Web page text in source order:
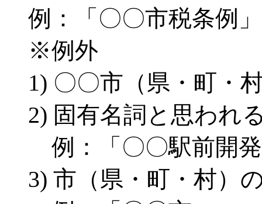
例：「〇〇市税条例
※例外
1) 〇〇市（県・町・
2) 固有名詞と思われ
例：「〇〇駅前開
3) 市（県・町・村）